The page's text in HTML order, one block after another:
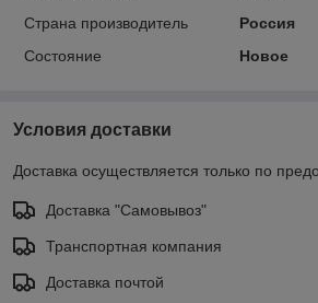
Страна производитель
Россия
Состояние
Новое
Условия доставки
Доставка осуществляется только по
Доставка "Самовывоз"
Транспортная компания
Доставка почтой